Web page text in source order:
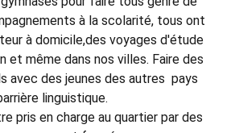
à la scolarité, tous ont
à domicile,des voyages d'étude
et même dans nos villes. Faire des
avec des jeunes des autres pays
linguistique.
pris en charge au quartier par des